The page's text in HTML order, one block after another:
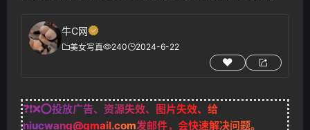
牛C网
美女写真 240 2024-6-22
❓❗❌⭕投放广告、资源失效、图片失效、给
niucwang@gmail.com发邮件，会快速解决问题。